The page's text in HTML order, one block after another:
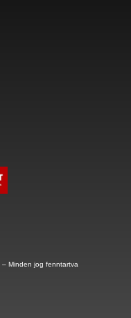
– Minden jog fenntartva